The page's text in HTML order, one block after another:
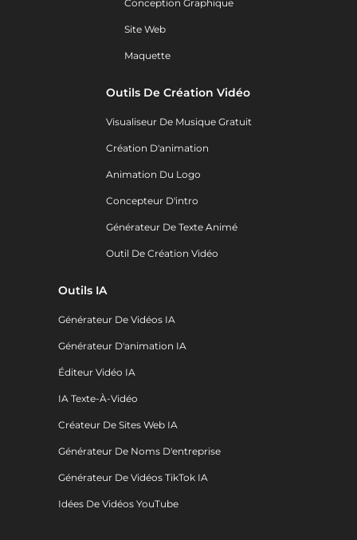
Conception Graphique
Site Web
Maquette
Outils De Création Vidéo
Visualiseur De Musique Gratuit
Création D'animation
Animation Du Logo
Concepteur D'intro
Générateur De Texte Animé
Outil De Création Vidéo
Outils IA
Générateur De Vidéos IA
Générateur D'animation IA
Éditeur Vidéo IA
IA Texte-À-Vidéo
Créateur De Sites Web IA
Générateur De Noms D'entreprise
Générateur De Vidéos TikTok IA
Idées De Vidéos YouTube